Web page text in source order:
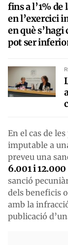
fins a l’1%
en l’exercici
en què s’hagi
pot ser
En el cas de
imputable a
preveu una
6.001 i
sanció
dels beneficis
amb la
publicació